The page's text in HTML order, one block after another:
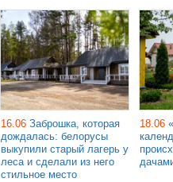
16.06 Заброшка, которая
дождалась: белорусы
выкупили старый лагерь у
леса и сделали из него
стильное место
18.06